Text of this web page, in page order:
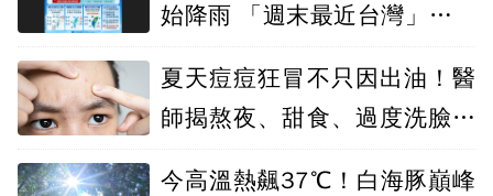
始降雨 「週末最近台灣」山區
夏天痘痘狂冒不只因出油！醫
師揭熬夜、甜食、過度洗臉都
今高溫熱飆37℃！白海豚巔峰